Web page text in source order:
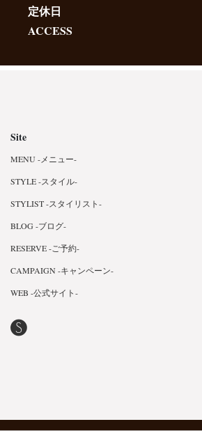
定休日
ACCESS
Site
MENU -メニュー-
STYLE -スタイル-
STYLIST -スタイリスト-
BLOG -ブログ-
RESERVE -ご予約-
CAMPAIGN -キャンペーン-
WEB -公式サイト-